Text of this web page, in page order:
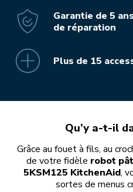
Garantie de 5
de réparation
Plus de 15
Qu’y a-t-il
Grâce au fouet à fils, au
de votre fidèle robot
5KSM125 KitchenAid,
sortes de menus